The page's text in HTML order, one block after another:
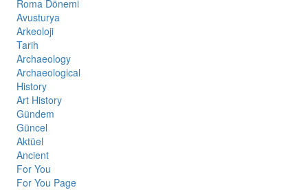
Roma Dönemi
Avusturya
Arkeoloji
Tarih
Archaeology
Archaeological
History
Art History
Gündem
Güncel
Aktüel
Ancient
For You
For You Page